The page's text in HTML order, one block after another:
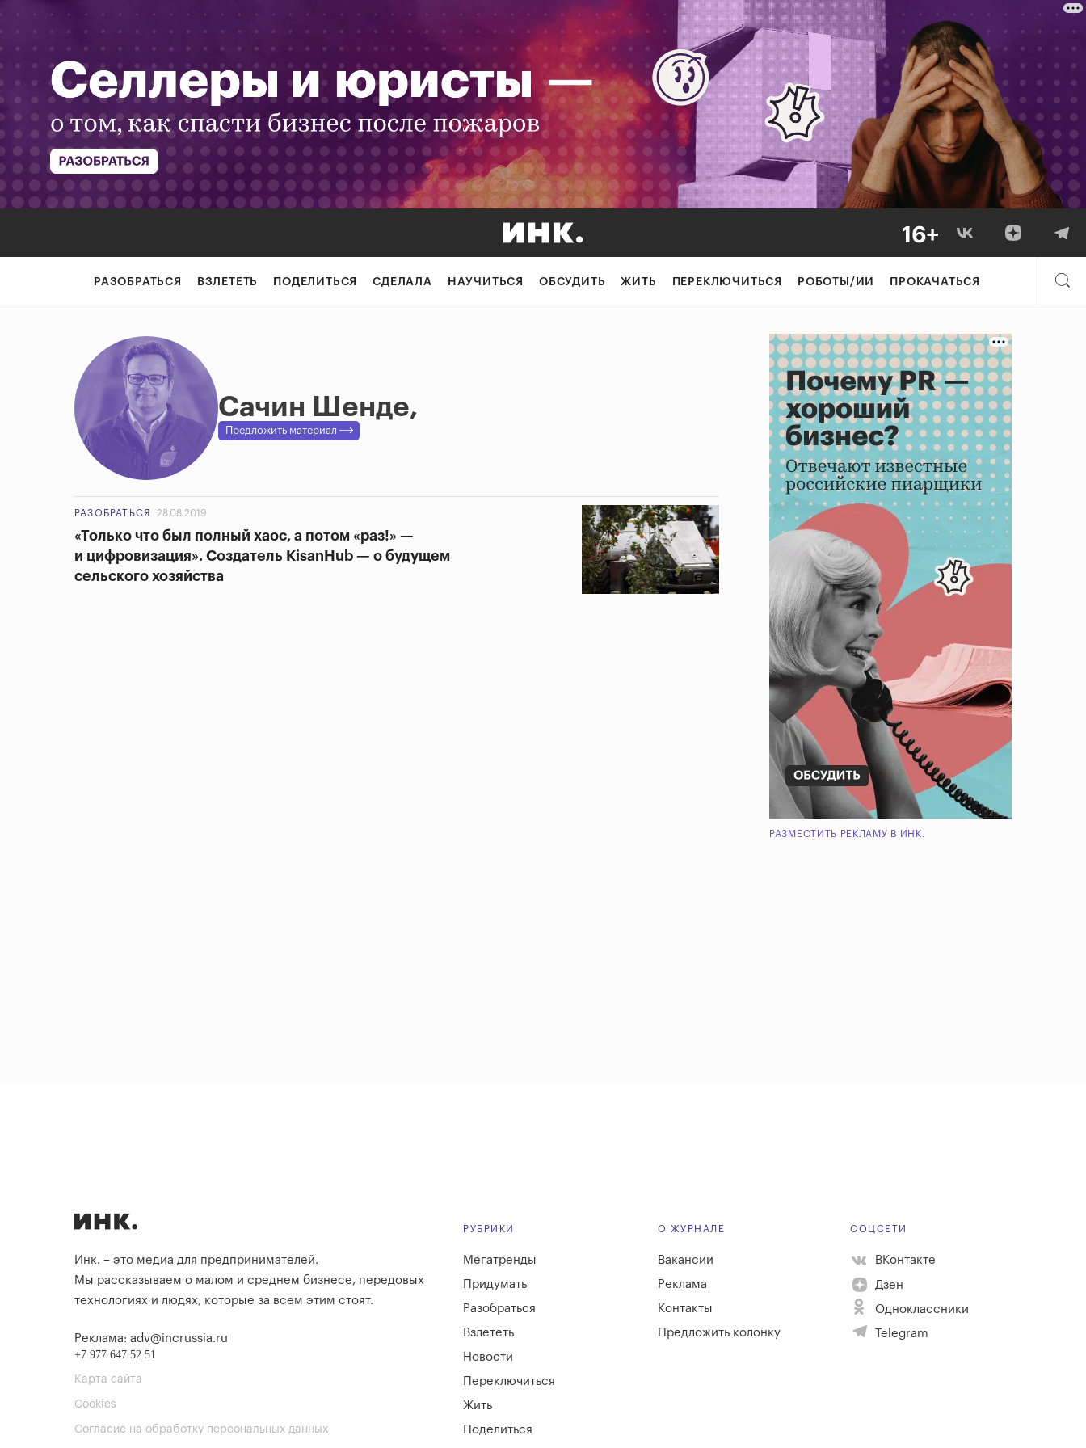
РАЗОБРАТЬСЯ ВЗЛЕТЕТЬ ПОДЕЛИТЬСЯ СДЕЛАЛА НАУЧИТЬСЯ ОБСУДИТЬ ЖИТЬ ПЕРЕКЛЮЧИТЬСЯ РОБОТЫ/ИИ ПРОКАЧАТЬСЯ
Сачин Шенде,
Предложить материал
РАЗОБРАТЬСЯ 28.08.2019
«Только что был полный хаос, а потом «раз!» —
и цифровизация». Создатель KisanHub — о будущем
сельского хозяйства
РАЗМЕСТИТЬ РЕКЛАМУ В ИНК.
Инк. – это медиа для предпринимателей.
Мы рассказываем о малом и среднем бизнесе, передовых
технологиях и людях, которые за всем этим стоят.
Реклама: adv@incrussia.ru
+7 977 647 52 51
Карта сайта
Cookies
Согласие на обработку персональных данных
РУБРИКИ
Мегатренды
Придумать
Разобраться
Взлететь
Новости
Переключиться
Жить
Поделиться
О ЖУРНАЛЕ
Вакансии
Реклама
Контакты
Предложить колонку
СОЦСЕТИ
ВКонтакте
Дзен
Одноклассники
Telegram